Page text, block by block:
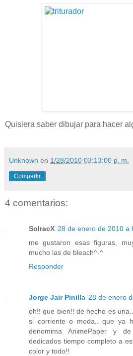
Quisiera saber dibujar para hacer
Unknown en 1/28/2010 03:13:00 p. m.
Compartir
4 comentarios:
SolracX 28 de enero de 2010 a
me gustaron esas figuras,
mucho las de bleach^-^
Responder
Jorge Jair Pinilla 28 de enero
oh!! que bien!! de hecho es
si corriente o moda.. que ya
denomima AnimePaper y
dedicados tiempo completo a
color y todo!!